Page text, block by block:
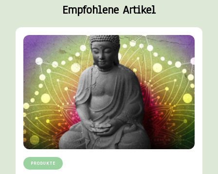
Empfohlene Artikel
PRODUKTE